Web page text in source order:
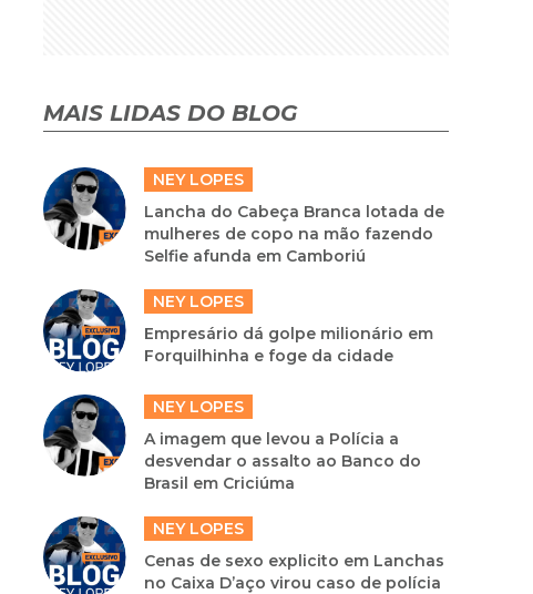
MAIS LIDAS DO BLOG
NEY LOPES
Lancha do Cabeça Branca lotada de
mulheres de copo na mão fazendo
Selfie afunda em Camboriú
NEY LOPES
Empresário dá golpe milionário em
Forquilhinha e foge da cidade
NEY LOPES
A imagem que levou a Polícia a
desvendar o assalto ao Banco do
Brasil em Criciúma
NEY LOPES
Cenas de sexo explicito em Lanchas
no Caixa D’aço virou caso de polícia